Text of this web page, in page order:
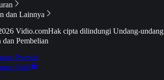
dan Lainnya
Vidio.comHak cipta dilindungi Undang-undang
dan Pembelian
Premier
Aktif